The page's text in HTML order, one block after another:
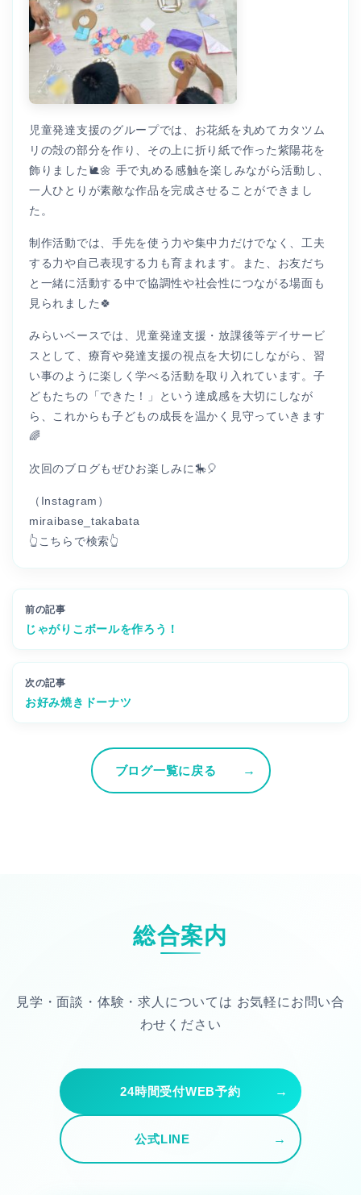
児童発達支援のグループでは、お花紙を丸めてカタツム
リの殻の部分を作り、その上に折り紙で作った紫陽花を
飾りました🐌🌼 手で丸める感触を楽しみながら活動し、
一人ひとりが素敵な作品を完成させることができまし
た。
制作活動では、手先を使う力や集中力だけでなく、工夫
する力や自己表現する力も育まれます。また、お友だち
と一緒に活動する中で協調性や社会性につながる場面も
見られました🍀
みらいベースでは、児童発達支援・放課後等デイサービ
スとして、療育や発達支援の視点を大切にしながら、習
い事のように楽しく学べる活動を取り入れています。子
どもたちの「できた！」という達成感を大切にしなが
ら、これからも子どもの成長を温かく見守っていきます
🌈
次回のブログもぜひお楽しみに🎠🎈
（Instagram）
miraibase_takabata
👆こちらで検索👆
前の記事
じゃがりこボールを作ろう！
次の記事
お好み焼きドーナツ
ブログ一覧に戻る
総合案内
見学・面談・体験・求人については お気軽にお問い合
わせください
24時間受付WEB予約
公式LINE